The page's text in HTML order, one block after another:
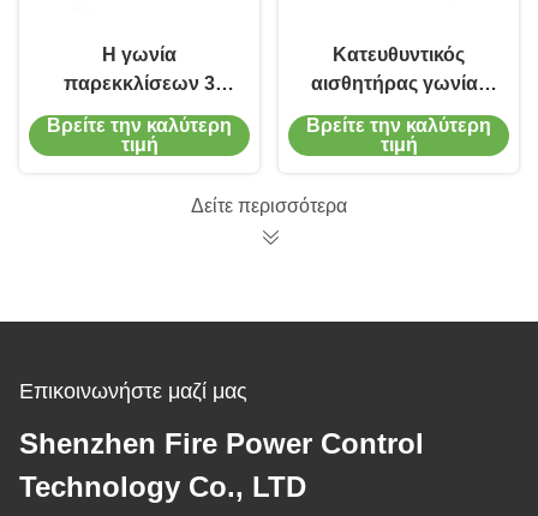
Η γωνία
παρεκκλίσεων 3
μαγνητικός
αισθητήρας άξονα,
Βρείτε την καλύτερη
τιμή
Κατευθυντικός
αισθητήρας γωνίας
τίτλων χωρίς τον
τίτλο παρεκκλίσεων
ακρίβειας κλίσης
Βρείτε την καλύτερη
τιμή
Δείτε περισσότερα
Επικοινωνήστε μαζί μας
Shenzhen Fire Power Control
Technology Co., LTD